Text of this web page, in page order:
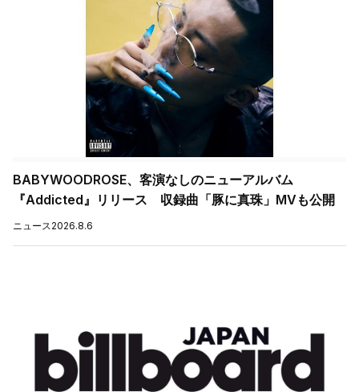
BABYWOODROSE、客演なしのニューアルバム
『Addicted』リリース 収録曲「豚に真珠」MVも公開
ニュース2026.8.6